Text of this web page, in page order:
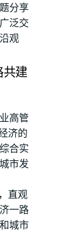
分享
泛交
观
建
高管
济的
合实
市发
直观
一路
城市